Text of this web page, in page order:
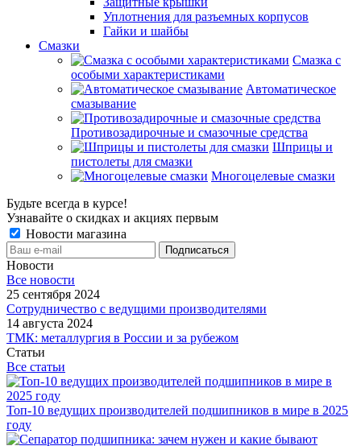
Уплотнения для разъемных корпусов
Гайки и шайбы
Смазки
Смазка с
особыми характеристиками
Автоматическое
смазывание
Противозадирочные и смазочные средства
Шприцы и
пистолеты для смазки
Многоцелевые смазки
Будьте всегда в курсе!
Узнавайте о скидках и акциях первым
Новости магазина
Новости
Все новости
25 сентября 2024
Сотрудничество с ведущими производителями
14 августа 2024
ТМК: металлургия в России и за рубежом
Статьи
Все статьи
Топ-10 ведущих производителей подшипников в мире в 2025
году